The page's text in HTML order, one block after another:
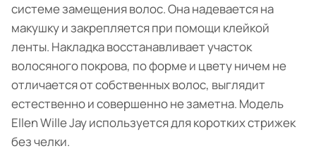
системе замещения волос. Она надевается на
макушку и закрепляется при помощи клейкой
ленты. Накладка восстанавливает участок
волосяного покрова, по форме и цвету ничем не
отличается от собственных волос, выглядит
естественно и совершенно не заметна. Модель
Ellen Wille Jay используется для коротких стрижек
без челки.